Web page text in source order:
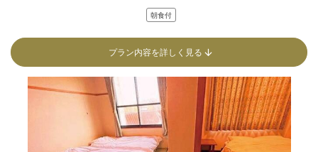
朝食付
プラン内容を詳しく見る